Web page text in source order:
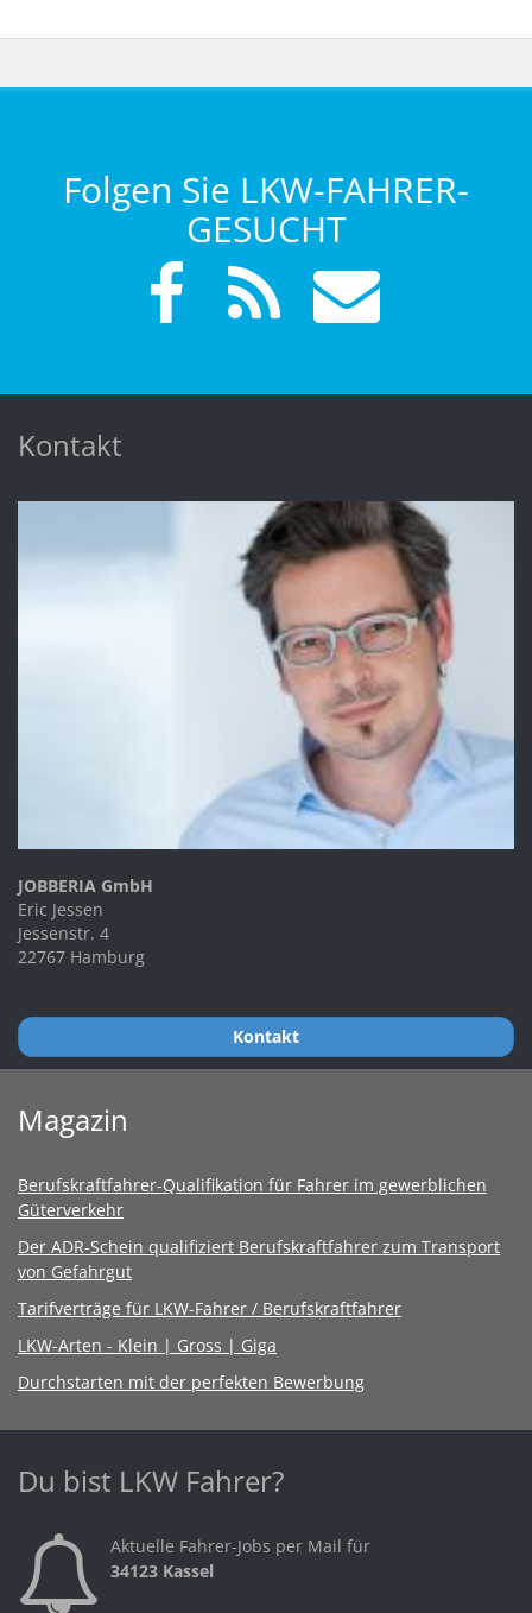
Folgen Sie LKW-FAHRER-
GESUCHT
Kontakt
JOBBERIA GmbH
Eric Jessen
Jessenstr. 4
22767 Hamburg
Kontakt
Magazin
Berufskraftfahrer-Qualifikation für Fahrer im gewerblichen
Güterverkehr
Der ADR-Schein qualifiziert Berufskraftfahrer zum Transport
von Gefahrgut
Tarifverträge für LKW-Fahrer / Berufskraftfahrer
LKW-Arten - Klein | Gross | Giga
Durchstarten mit der perfekten Bewerbung
Du bist LKW Fahrer?
Aktuelle Fahrer-Jobs per Mail für
34123 Kassel